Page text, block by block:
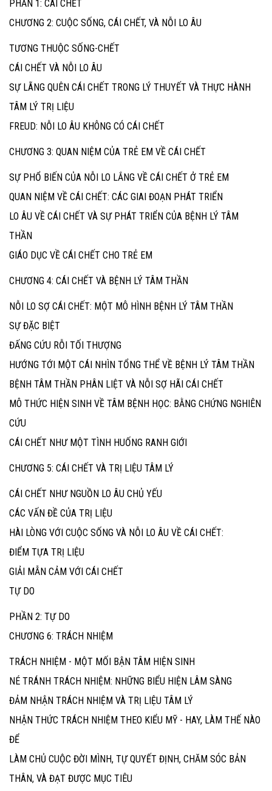
PHẦN 1: CÁI CHẾT
CHƯƠNG 2: CUỘC SỐNG, CÁI CHẾT, VÀ NỖI LO ÂU
TƯƠNG THUỘC SỐNG-CHẾT
CÁI CHẾT VÀ NỖI LO ÂU
SỰ LÃNG QUÊN CÁI CHẾT TRONG LÝ THUYẾT VÀ THỰC HÀNH
TÂM LÝ TRỊ LIỆU
FREUD: NỖI LO ÂU KHÔNG CÓ CÁI CHẾT
CHƯƠNG 3: QUAN NIỆM CỦA TRẺ EM VỀ CÁI CHẾT
SỰ PHỔ BIẾN CỦA NỖI LO LẮNG VỀ CÁI CHẾT Ở TRẺ EM
QUAN NIỆM VỀ CÁI CHẾT: CÁC GIAI ĐOẠN PHÁT TRIỂN
LO ÂU VỀ CÁI CHẾT VÀ SỰ PHÁT TRIỂN CỦA BỆNH LÝ TÂM
THẦN
GIÁO DỤC VỀ CÁI CHẾT CHO TRẺ EM
CHƯƠNG 4: CÁI CHẾT VÀ BỆNH LÝ TÂM THẦN
NỖI LO SỢ CÁI CHẾT: MỘT MÔ HÌNH BỆNH LÝ TÂM THẦN
SỰ ĐẶC BIỆT
ĐẤNG CỨU RỖI TỐI THƯỢNG
HƯỚNG TỚI MỘT CÁI NHÌN TỔNG THỂ VỀ BỆNH LÝ TÂM THẦN
BỆNH TÂM THẦN PHÂN LIỆT VÀ NỖI SỢ HÃI CÁI CHẾT
MÔ THỨC HIỆN SINH VỀ TÂM BỆNH HỌC: BẰNG CHỨNG NGHIÊN
CỨU
CÁI CHẾT NHƯ MỘT TÌNH HUỐNG RANH GIỚI
CHƯƠNG 5: CÁI CHẾT VÀ TRỊ LIỆU TÂM LÝ
CÁI CHẾT NHƯ NGUỒN LO ÂU CHỦ YẾU
CÁC VẤN ĐỀ CỦA TRỊ LIỆU
HÀI LÒNG VỚI CUỘC SỐNG VÀ NỖI LO ÂU VỀ CÁI CHẾT:
ĐIỂM TỰA TRỊ LIỆU
GIẢI MẪN CẢM VỚI CÁI CHẾT
TỰ DO
PHẦN 2: TỰ DO
CHƯƠNG 6: TRÁCH NHIỆM
TRÁCH NHIỆM - MỘT MỐI BẬN TÂM HIỆN SINH
NÉ TRÁNH TRÁCH NHIỆM: NHỮNG BIỂU HIỆN LÂM SÀNG
ĐẢM NHẬN TRÁCH NHIỆM VÀ TRỊ LIỆU TÂM LÝ
NHẬN THỨC TRÁCH NHIỆM THEO KIỂU MỸ - HAY, LÀM THẾ NÀO
ĐỂ
LÀM CHỦ CUỘC ĐỜI MÌNH, TỰ QUYẾT ĐỊNH, CHĂM SÓC BẢN
THÂN, VÀ ĐẠT ĐƯỢC MỤC TIÊU